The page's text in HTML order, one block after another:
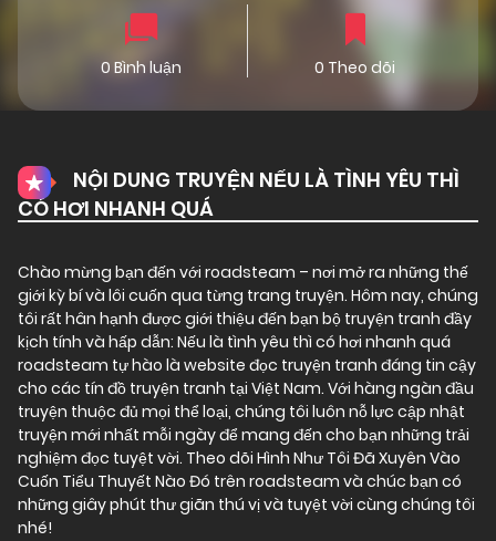
0 Bình luận 0 Theo dõi
NỘI DUNG TRUYỆN NẾU LÀ TÌNH YÊU THÌ
CÓ HƠI NHANH QUÁ
Chào mừng bạn đến với roadsteam – nơi mở ra những thế
giới kỳ bí và lôi cuốn qua từng trang truyện. Hôm nay, chúng
tôi rất hân hạnh được giới thiệu đến bạn bộ truyện tranh đầy
kịch tính và hấp dẫn: Nếu là tình yêu thì có hơi nhanh quá
roadsteam tự hào là website đọc truyện tranh đáng tin cậy
cho các tín đồ truyện tranh tại Việt Nam. Với hàng ngàn đầu
truyện thuộc đủ mọi thể loại, chúng tôi luôn nỗ lực cập nhật
truyện mới nhất mỗi ngày để mang đến cho bạn những trải
nghiệm đọc tuyệt vời. Theo dõi Hình Như Tôi Đã Xuyên Vào
Cuốn Tiểu Thuyết Nào Đó trên roadsteam và chúc bạn có
những giây phút thư giãn thú vị và tuyệt vời cùng chúng tôi
nhé!